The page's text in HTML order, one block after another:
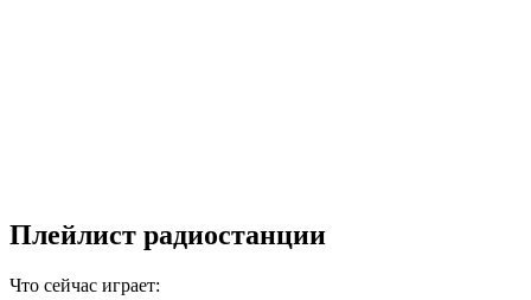
Плейлист радиостанции
Что сейчас играет: